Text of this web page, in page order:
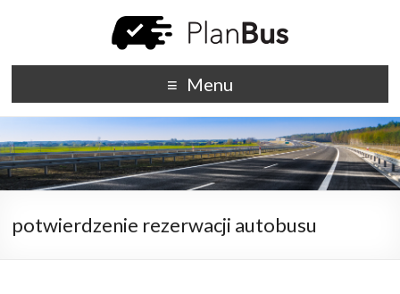
Menu
potwierdzenie rezerwacji autobusu